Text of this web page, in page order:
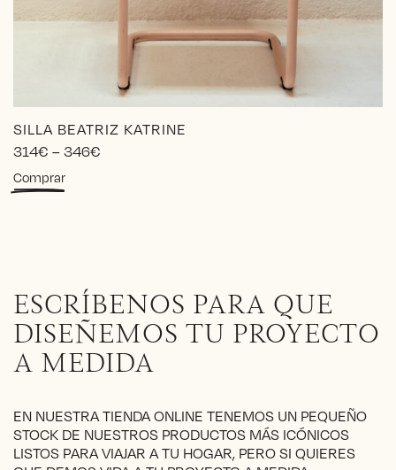
SILLA BEATRIZ KATRINE
314€ –346€
ComprarEste
opciones
se
pueden
elegir
en
de
producto
ESCRÍBENOS PARA QUE
DISEÑEMOS TU PROYECTO
A MEDIDA
EN NUESTRA TIENDA ONLINE TENEMOS UN PEQUEÑO
STOCK DE NUESTROS PRODUCTOS MÁS ICÓNICOS
LISTOS PARA VIAJAR A TU HOGAR, PERO SI QUIERES